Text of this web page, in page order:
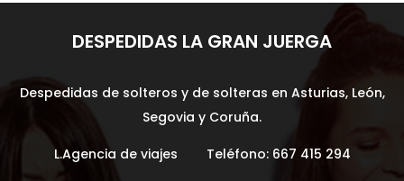
DESPEDIDAS LA GRAN JUERGA
Despedidas de solteros y de solteras en Asturias, León,
Segovia y Coruña.
L.Agencia de viajes Teléfono: 667 415 294